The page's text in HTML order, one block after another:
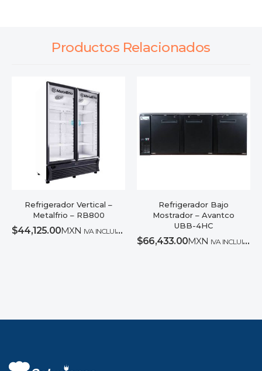
Productos Relacionados
Refrigerador Vertical –
Metalfrio – RB800
$44,125.00MXN IVA INCLUIDO
Refrigerador Bajo
Mostrador – Avantco
UBB-4HC
$66,433.00MXN IVA INCLUIDO